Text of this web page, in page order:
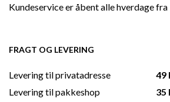
Kundeservice er åbent alle hverdage fra
FRAGT OG LEVERING
Levering til privatadresse
Levering til pakkeshop
49
35